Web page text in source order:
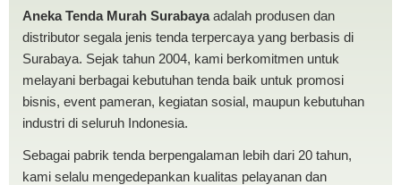
Aneka Tenda Murah Surabayaadalah produsen dan
distributor segala jenis tenda terpercaya yang berbasis di
Surabaya. Sejak tahun 2004, kami berkomitmen untuk
melayani berbagai kebutuhan tenda baik untuk promosi
bisnis, event pameran, kegiatan sosial, maupun kebutuhan
industri di seluruh Indonesia.
Sebagai pabrik tenda berpengalaman lebih dari 20 tahun,
kami selalu mengedepankan kualitas pelayanan dan